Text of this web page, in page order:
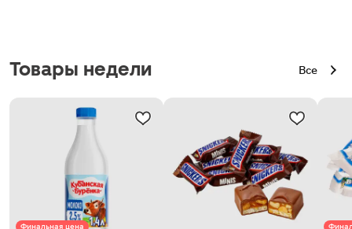
Товары недели Все
Финальная цена